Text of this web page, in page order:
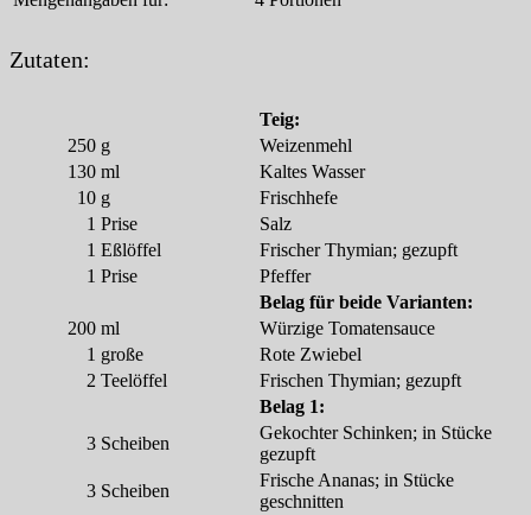
Zutaten:
Teig:
250 g
Weizenmehl
130 ml
Kaltes Wasser
10 g
Frischhefe
1 Prise
Salz
1 Eßlöffel
Frischer Thymian; gezupft
1 Prise
Pfeffer
Belag für beide Varianten:
200 ml
Würzige Tomatensauce
1 große
Rote Zwiebel
2 Teelöffel
Frischen Thymian; gezupft
Belag 1:
3 Scheiben
Gekochter Schinken; in Stücke
gezupft
3 Scheiben
Frische Ananas; in Stücke
geschnitten